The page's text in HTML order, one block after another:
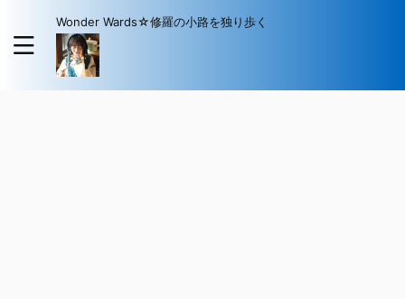
Wonder Wards☆修羅の小路を独り歩く